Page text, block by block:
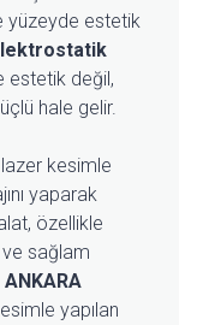
yüzeyde estetik
estetik değil,
hale gelir.
kesimle
yaparak
özellikle
ve sağlam
ANKARA
yapılan